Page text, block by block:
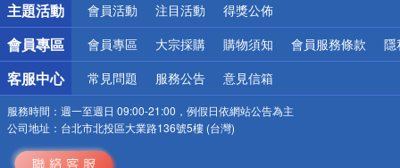
主題活動 會員活動 注目活動 得獎公佈
會員專區 會員專區 大宗採購 購物須知 會員服務條款 隱
客服中心 常見問題 服務公告 意見信箱
服務時間： 週一至週日 09:00-21:00，例假日依網站公告為主
公司地址： 台北市北投區大業路136號5樓 (台灣)